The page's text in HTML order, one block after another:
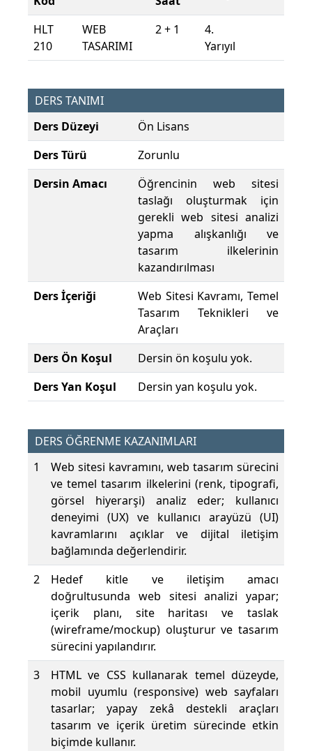
HLT
210
WEB
TASARIMI
2 + 1
4.
Yarıyıl
DERS TANIMI
Ders Düzeyi
Ön Lisans
Ders Türü
Zorunlu
Dersin Amacı
Öğrencinin web sitesi
taslağı oluşturmak için
gerekli web sitesi analizi
yapma alışkanlığı ve
tasarım ilkelerinin
kazandırılması
Ders İçeriği
Web Sitesi Kavramı, Temel
Tasarım Teknikleri ve
Araçları
Ders Ön Koşul
Dersin ön koşulu yok.
Ders Yan Koşul
Dersin yan koşulu yok.
DERS ÖĞRENME KAZANIMLARI
1
Web sitesi kavramını, web tasarım sürecini
ve temel tasarım ilkelerini (renk, tipografi,
görsel hiyerarşi) analiz eder; kullanıcı
deneyimi (UX) ve kullanıcı arayüzü (UI)
kavramlarını açıklar ve dijital iletişim
bağlamında değerlendirir.
2
Hedef kitle ve iletişim amacı
doğrultusunda web sitesi analizi yapar;
içerik planı, site haritası ve taslak
(wireframe/mockup) oluşturur ve tasarım
sürecini yapılandırır.
3
HTML ve CSS kullanarak temel düzeyde,
mobil uyumlu (responsive) web sayfaları
tasarlar; yapay zekâ destekli araçları
tasarım ve içerik üretim sürecinde etkin
biçimde kullanır.